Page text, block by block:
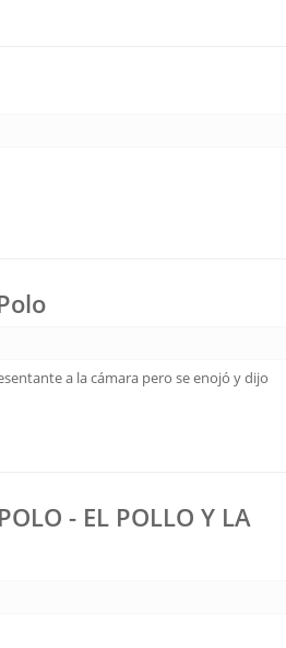
a la cámara pero se enojó y dijo
- EL POLLO Y LA